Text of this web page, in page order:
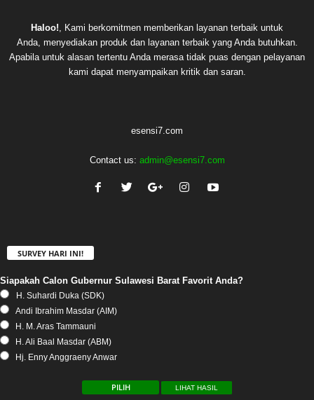
Haloo! , Kami berkomitmen memberikan layanan terbaik untuk
Anda, menyediakan produk dan layanan terbaik yang Anda butuhkan.
Apabila untuk alasan tertentu Anda merasa tidak puas dengan pelayanan
kami dapat menyampaikan kritik dan saran.
esensi7.com
Contact us: admin@esensi7.com
SURVEY HARI INI!
Siapakah Calon Gubernur Sulawesi Barat Favorit Anda?
H. Suhardi Duka (SDK)
Andi Ibrahim Masdar (AIM)
H. M. Aras Tammauni
H. Ali Baal Masdar (ABM)
Hj. Enny Anggraeny Anwar
LIHAT HASIL